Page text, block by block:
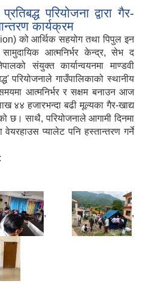
परियोजना द्वारा गैर-
कार्यक्रम
को आर्थिक सहयोग तथा पिपुल इन
आत्मनिर्भर केन्द्र, सेभ द
संयुक्त कार्यान्वयनमा माण्डवी
परियोजनाले गाउँपालिकाको स्थानीय
समयमा आत्मनिर्भर र सक्षम बनाउन आज
४४ हजारभन्दा बढी मूल्यका गैर-खाद्य
छ। साथै, परियोजनाले आगामी दिनमा
प्यालेट पनि हस्तान्तरण गर्ने
, ,